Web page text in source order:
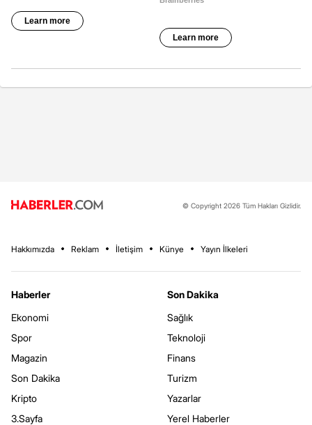
© Copyright 2026 Tüm Hakları Gizlidir.
Hakkımızda Reklam İletişim Künye Yayın İlkeleri
Haberler
Ekonomi
Spor
Magazin
Son Dakika
Kripto
3.Sayfa
Son Dakika
Sağlık
Teknoloji
Finans
Turizm
Yazarlar
Yerel Haberler